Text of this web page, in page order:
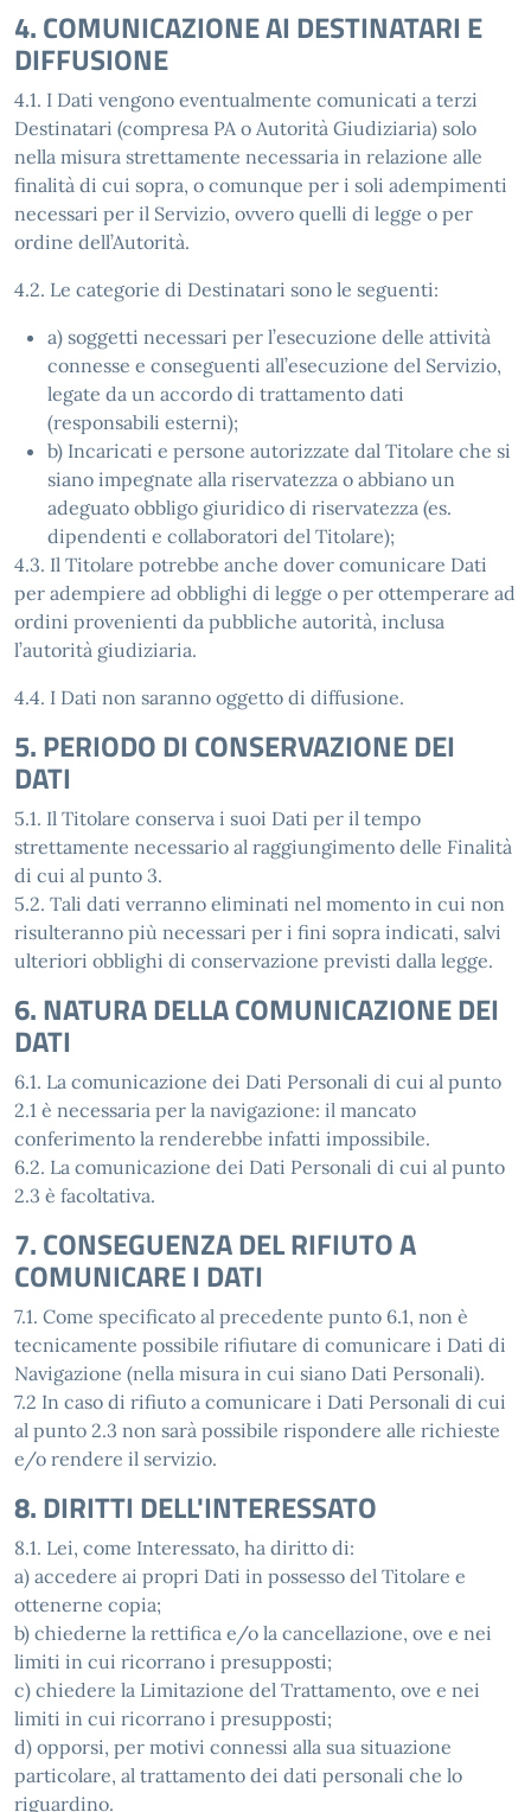
4. COMUNICAZIONE AI DESTINATARI E
DIFFUSIONE
4.1. I Dati vengono eventualmente comunicati a terzi
Destinatari (compresa PA o Autorità Giudiziaria) solo
nella misura strettamente necessaria in relazione alle
finalità di cui sopra, o comunque per i soli adempimenti
necessari per il Servizio, ovvero quelli di legge o per
ordine dell’Autorità.
4.2. Le categorie di Destinatari sono le seguenti:
a) soggetti necessari per l’esecuzione delle attività
connesse e conseguenti all’esecuzione del Servizio,
legate da un accordo di trattamento dati
(responsabili esterni);
b) Incaricati e persone autorizzate dal Titolare che si
siano impegnate alla riservatezza o abbiano un
adeguato obbligo giuridico di riservatezza (es.
dipendenti e collaboratori del Titolare);
4.3. Il Titolare potrebbe anche dover comunicare Dati
per adempiere ad obblighi di legge o per ottemperare ad
ordini provenienti da pubbliche autorità, inclusa
l’autorità giudiziaria.
4.4. I Dati non saranno oggetto di diffusione.
5. PERIODO DI CONSERVAZIONE DEI
DATI
5.1. Il Titolare conserva i suoi Dati per il tempo
strettamente necessario al raggiungimento delle Finalità
di cui al punto 3.
5.2. Tali dati verranno eliminati nel momento in cui non
risulteranno più necessari per i fini sopra indicati, salvi
ulteriori obblighi di conservazione previsti dalla legge.
6. NATURA DELLA COMUNICAZIONE DEI
DATI
6.1. La comunicazione dei Dati Personali di cui al punto
2.1 è necessaria per la navigazione: il mancato
conferimento la renderebbe infatti impossibile.
6.2. La comunicazione dei Dati Personali di cui al punto
2.3 è facoltativa.
7. CONSEGUENZA DEL RIFIUTO A
COMUNICARE I DATI
7.1. Come specificato al precedente punto 6.1, non è
tecnicamente possibile rifiutare di comunicare i Dati di
Navigazione (nella misura in cui siano Dati Personali).
7.2 In caso di rifiuto a comunicare i Dati Personali di cui
al punto 2.3 non sarà possibile rispondere alle richieste
e/o rendere il servizio.
8. DIRITTI DELL'INTERESSATO
8.1. Lei, come Interessato, ha diritto di:
a) accedere ai propri Dati in possesso del Titolare e
ottenerne copia;
b) chiederne la rettifica e/o la cancellazione, ove e nei
limiti in cui ricorrano i presupposti;
c) chiedere la Limitazione del Trattamento, ove e nei
limiti in cui ricorrano i presupposti;
d) opporsi, per motivi connessi alla sua situazione
particolare, al trattamento dei dati personali che lo
riguardino.